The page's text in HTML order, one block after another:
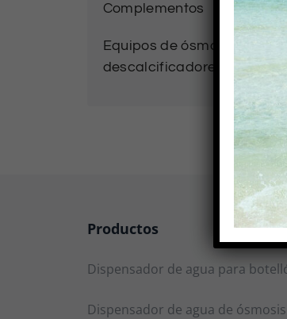
Complementos
Equipos de ósmosis y
descalcificadores
Productos
Dispensador de agua para
Dispensador de agua de ósmosis